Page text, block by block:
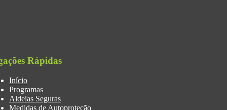
Rápidas
Início
Programas
Aldeias Seguras
Medidas de Autoproteção